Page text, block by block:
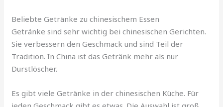
Beliebte Getränke zu chinesischem Essen
Getränke sind sehr wichtig bei chinesischen Gerichten.
Sie verbessern den Geschmack und sind Teil der
Tradition. In China ist das Getränk mehr als nur
Durstlöscher.
Es gibt viele Getränke in der chinesischen Küche. Für